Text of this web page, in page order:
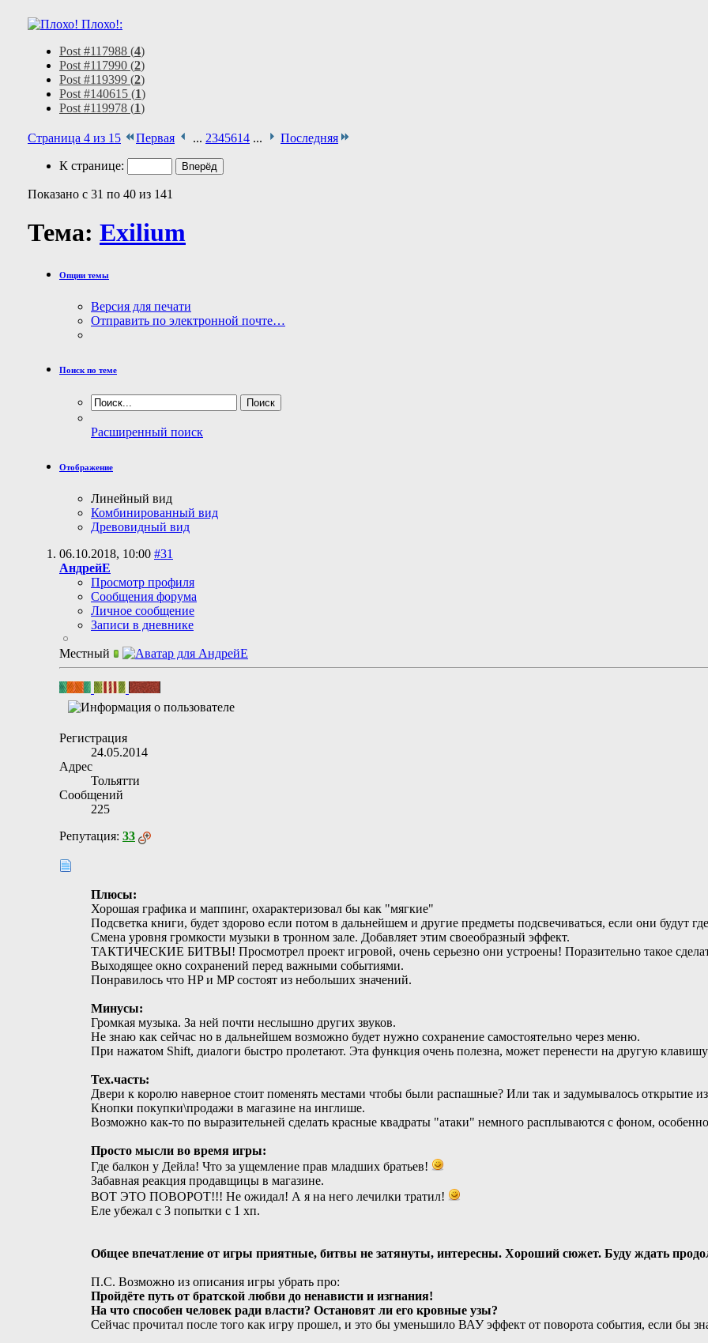
Плохо!:
Post #117988 (4)
Post #117990 (2)
Post #119399 (2)
Post #140615 (1)
Post #119978 (1)
Страница 4 из 15 Первая ... 2345614 ... Последняя
К странице:
Показано с 31 по 40 из 141
Тема: Exilium
Опции темы
Версия для печати
Отправить по электронной почте…
Поиск по теме
Расширенный поиск
Отображение
Линейный вид
Комбинированный вид
Древовидный вид
06.10.2018, 10:00 #31
АндрейЕ
Просмотр профиля
Сообщения форума
Личное сообщение
Записи в дневнике
Местный
Регистрация
24.05.2014
Адрес
Тольятти
Сообщений
225
Репутация: 33
Плюсы:
Хорошая графика и маппинг, охарактеризовал бы как "мягкие"
Подсветка книги, будет здорово если потом в дальнейшем и другие предметы подсвечиваться, если они будут
Смена уровня громкости музыки в тронном зале. Добавляет этим своеобразный эффект.
ТАКТИЧЕСКИЕ БИТВЫ! Просмотрел проект игровой, очень серьезно они устроены! Поразительно такое
Выходящее окно сохранений перед важными событиями.
Понравилось что HP и MP состоят из небольших значений.
Минусы:
Громкая музыка. За ней почти неслышно других звуков.
Не знаю как сейчас но в дальнейшем возможно будет нужно сохранение самостоятельно через меню.
При нажатом Shift, диалоги быстро пролетают. Эта функция очень полезна, может перенести на другую
Тех.часть:
Двери к королю наверное стоит поменять местами чтобы были распашные? Или так и задумывалось открытие
Кнопки покупки\продажи в магазине на инглише.
Возможно как-то по выразительней сделать красные квадраты "атаки" немного расплываются с фоном,
Просто мысли во время игры:
Где балкон у Дейла! Что за ущемление прав младших братьев!
Забавная реакция продавщицы в магазине.
ВОТ ЭТО ПОВОРОТ!!! Не ожидал! А я на него лечилки тратил!
Еле убежал с 3 попытки с 1 хп.
Общее впечатление от игры приятные, битвы не затянуты, интересны. Хороший сюжет. Буду ждать
П.С. Возможно из описания игры убрать про:
Пройдёте путь от братской любви до ненависти и изгнания!
На что способен человек ради власти? Остановят ли его кровные узы?
Сейчас прочитал после того как игру прошел, и это бы уменьшило ВАУ эффект от поворота события, если бы